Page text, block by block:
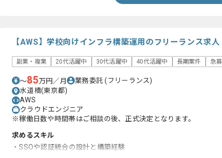
【AWS】学校向けインフラ構築運用のフリーランス求
副業・複業 20代活躍中 30代活躍中 40代活躍中 長期案件 急募
〜85万円／月 業務委託(フリーランス)
水道橋(東京都)
AWS
クラウドエンジニア
※稼働日数や時間帯はご相談の後、正式決定となります。
求めるスキル
・SSOや認証統合の設計と構築経験